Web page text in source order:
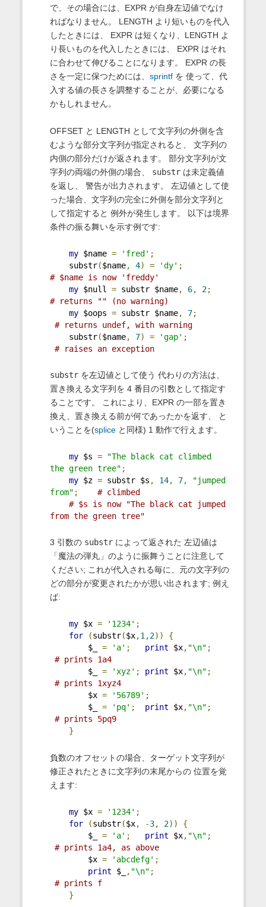
で、その場合には、EXPR が自身左辺値でなけ
ればなりません。 LENGTH より短いものを代入
したときには、 EXPR は短くなり、LENGTH よ
り長いものを代入したときには、 EXPR はそれ
に合わせて伸びることになります。 EXPR の長
さを一定に保つためには、 sprintfを 使って、代
入する値の長さを調整することが、必要になる
かもしれません。
OFFSET と LENGTH として文字列の外側を含
むような部分文字列が指定されると、 文字列の
内側の部分だけが返されます。 部分文字列が文
字列の両端の外側の場合、 substrは未定義値
を返し、 警告が出力されます。 左辺値として使
った場合、文字列の完全に外側を部分文字列と
して指定すると 例外が発生します。 以下は境界
条件の振る舞いを示す例です:
my $name = 'fred' ;
substr($name, 4) = 'dy' ;
# $name is now 'freddy'
my $null = substr $name, 6, 2;
# returns "" (no warning)
my $oops = substr $name, 7;
# returns undef, with warning
substr($name, 7) = 'gap' ;
# raises an exception
substrを左辺値として使う 代わりの方法は、
置き換える文字列を 4 番目の引数として指定す
ることです。 これにより、EXPR の一部を置き
換え、置き換える前が何であったかを返す、 と
いうことを(spliceと同様) 1 動作で行えます。
my $s =
"The black cat climbed
the green tree" ;
my $z = substr $s , 14, 7,
"jumped
from" ;
# climbed
# $s is now "The black cat jumped
from the green tree"
3 引数の substrによって返された 左辺値は
「魔法の弾丸」のように振舞うことに注意して
ください; これが代入される毎に、元の文字列の
どの部分が変更されたかが思い出されます; 例え
ば:
my $x = '1234' ;
for
(substr($x,1,2))
{
$_ = 'a' ; print $x, "\n" ;
# prints 1a4
$_ = 'xyz' ; print $x, "\n" ;
# prints 1xyz4
$x = '56789' ;
$_ = 'pq' ; print $x, "\n" ;
# prints 5pq9
}
負数のオフセットの場合、ターゲット文字列が
修正されたときに文字列の末尾からの 位置を覚
えます:
my $x = '1234' ;
for
(substr($x, -3, 2))
{
$_ = 'a' ; print $x, "\n" ;
# prints 1a4, as above
$x = 'abcdefg' ;
print $_ , "\n" ;
# prints f
}